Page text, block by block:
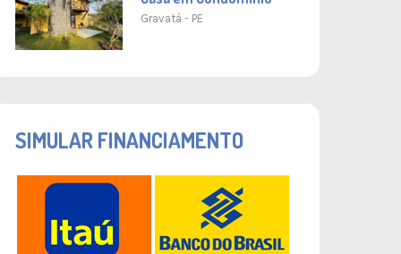
Gravatá - PE
SIMULAR FINANCIAMENTO